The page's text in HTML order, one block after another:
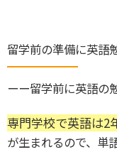
留学前の準備に英語
ーー留学前に英語の
専門学校で英語は2
が生まれるので、単